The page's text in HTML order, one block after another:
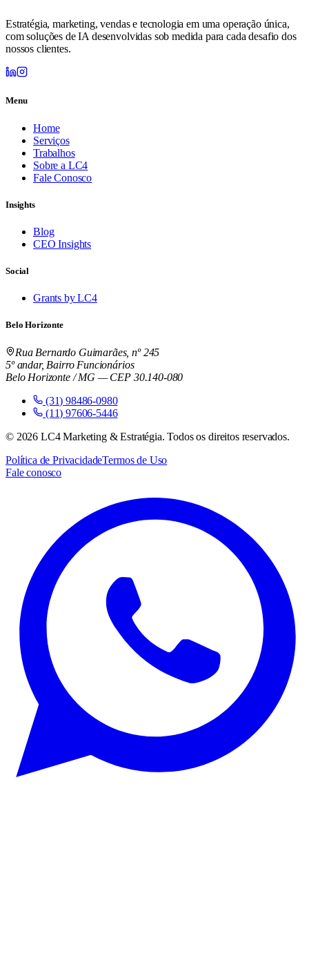
Estratégia, marketing, vendas e tecnologia em uma operação única,
com soluções de IA desenvolvidas sob medida para cada desafio dos
nossos clientes.
Menu
Home
Serviços
Trabalhos
Sobre a LC4
Fale Conosco
Insights
Blog
CEO Insights
Social
Grants by LC4
Belo Horizonte
Rua Bernardo Guimarães, nº 245
5º andar, Bairro Funcionários
Belo Horizonte / MG — CEP 30.140-080
(31) 98486-0980
(11) 97606-5446
© 2026 LC4 Marketing & Estratégia. Todos os direitos reservados.
Política de PrivacidadeTermos de Uso
Fale conosco